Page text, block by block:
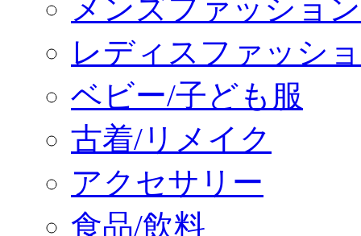
メンズファッション
レディスファッシ
ベビー/子ども服
古着/リメイク
アクセサリー
食品/飲料